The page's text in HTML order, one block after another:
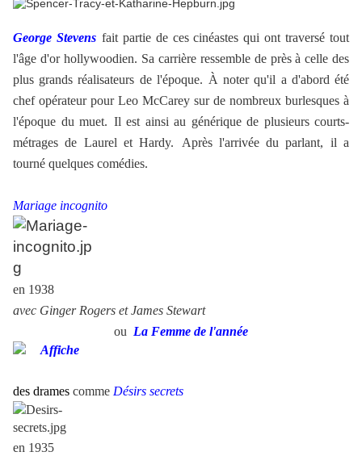
George Stevens fait partie de ces cinéastes qui ont traversé tout
l'âge d'or hollywoodien. Sa carrière ressemble de près à celle des
plus grands réalisateurs de l'époque. À noter qu'il a d'abord été
chef opérateur pour Leo McCarey sur de nombreux burlesques à
l'époque du muet. Il est ainsi au générique de plusieurs courts-
métrages de Laurel et Hardy.
Après l'arrivée du parlant, il a
tourné quelques comédies.
Mariage incognito
en 1938
avec Ginger Rogers et James Stewart
ou La Femme de l'année
des drames comme Désirs secrets
en 1935